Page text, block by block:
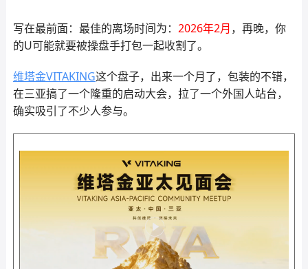
写在最前面：最佳的离场时间为： 2026年2月，再晚，你
的U可能就要被操盘手打包一起收割了。
维塔金VITAKING这个盘子，出来一个月了，包装的不错，
在三亚搞了一个隆重的启动大会，拉了一个外国人站台，
确实吸引了不少人参与。